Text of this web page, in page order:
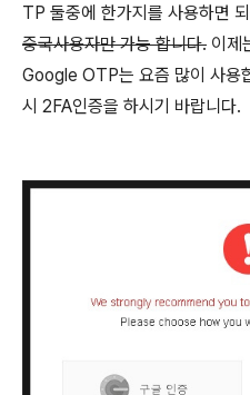
TP 둘중에 한가지를 사용하면
중국사용자만 가능 합니다. 이제
Google OTP는 요즘 많이 사용
시 2FA인증을 하시기 바랍니다.